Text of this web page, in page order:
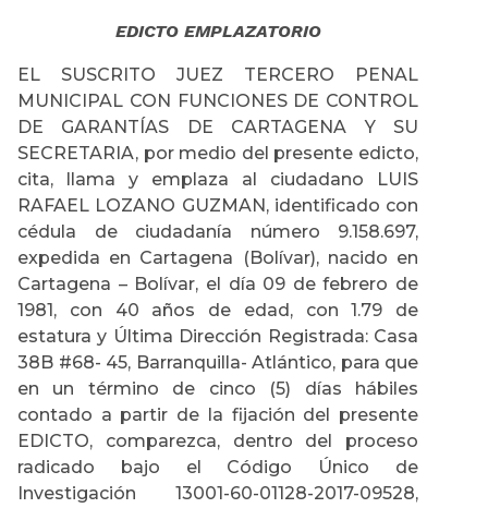
EDICTO EMPLAZATORIO
EL SUSCRITO JUEZ TERCERO PENAL
MUNICIPAL CON FUNCIONES DE CONTROL
DE GARANTÍAS DE CARTAGENA Y SU
SECRETARIA, por medio del presente edicto,
cita, llama y emplaza al ciudadano LUIS
RAFAEL LOZANO GUZMAN, identificado con
cédula de ciudadanía número 9.158.697,
expedida en Cartagena (Bolívar), nacido en
Cartagena – Bolívar, el día 09 de febrero de
1981, con 40 años de edad, con 1.79 de
estatura y Última Dirección Registrada: Casa
38B #68- 45, Barranquilla- Atlántico, para que
en un término de cinco (5) días hábiles
contado a partir de la fijación del presente
EDICTO, comparezca, dentro del proceso
radicado bajo el Código Único de
Investigación 13001-60-01128-2017-09528,